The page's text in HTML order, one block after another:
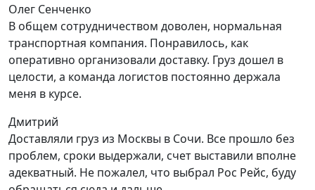
Олег Сенченко
В общем сотрудничеством доволен, нормальная
транспортная компания. Понравилось, как
оперативно организовали доставку. Груз дошел в
целости, а команда логистов постоянно держала
меня в курсе.
Дмитрий
Доставляли груз из Москвы в Сочи. Все прошло без
проблем, сроки выдержали, счет выставили вполне
адекватный. Не пожалел, что выбрал Рос Рейс, буду